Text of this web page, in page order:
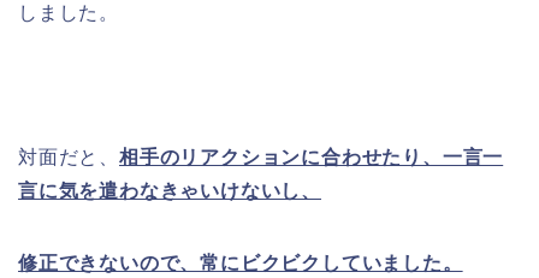
しました。
対面だと、 相手のリアクションに合わせたり、一言一
言に気を遣わなきゃいけないし、
修正できないので、常にビクビクしていました。